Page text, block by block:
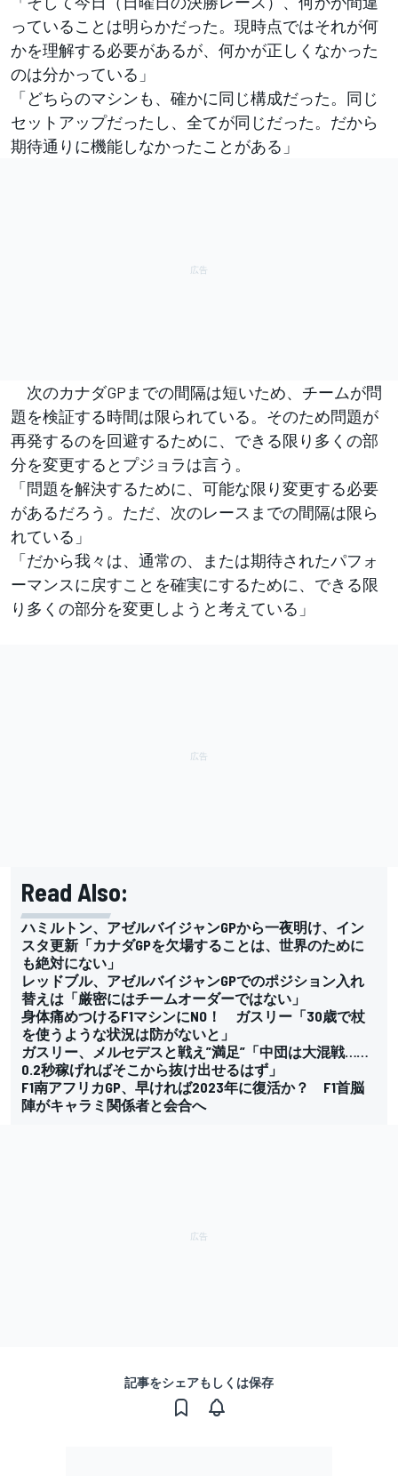
っていることは明らかだった。現時点ではそれが何
かを理解する必要があるが、何かが正しくなかった
のは分かっている」
「どちらのマシンも、確かに同じ構成だった。同じ
セットアップだったし、全てが同じだった。だから
期待通りに機能しなかったことがある」
次のカナダGPまでの間隔は短いため、チームが問
題を検証する時間は限られている。そのため問題が
再発するのを回避するために、できる限り多くの部
分を変更するとプジョラは言う。
「問題を解決するために、可能な限り変更する必要
があるだろう。ただ、次のレースまでの間隔は限ら
れている」
「だから我々は、通常の、または期待されたパフォ
ーマンスに戻すことを確実にするために、できる限
り多くの部分を変更しようと考えている」
Read Also:
ハミルトン、アゼルバイジャンGPから一夜明け、イン
スタ更新「カナダGPを欠場することは、世界のために
も絶対にない」
レッドブル、アゼルバイジャンGPでのポジション入れ
替えは「厳密にはチームオーダーではない」
身体痛めつけるF1マシンにNO！ ガスリー「30歳で杖
を使うような状況は防がないと」
ガスリー、メルセデスと戦え”満足”「中団は大混戦……
0.2秒稼げればそこから抜け出せるはず」
F1南アフリカGP、早ければ2023年に復活か？ F1首脳
陣がキャラミ関係者と会合へ
記事をシェアもしくは保存